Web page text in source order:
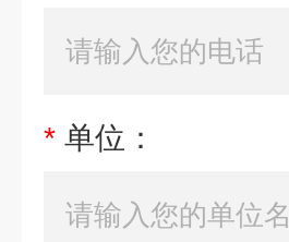
* 单位：